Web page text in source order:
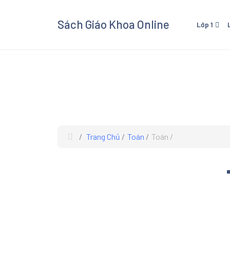
Sách Giáo Khoa Online Lớp 1
các
Trang Chủ Toán Toán